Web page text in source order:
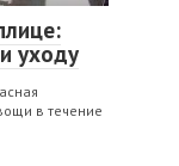
уходу
в течение